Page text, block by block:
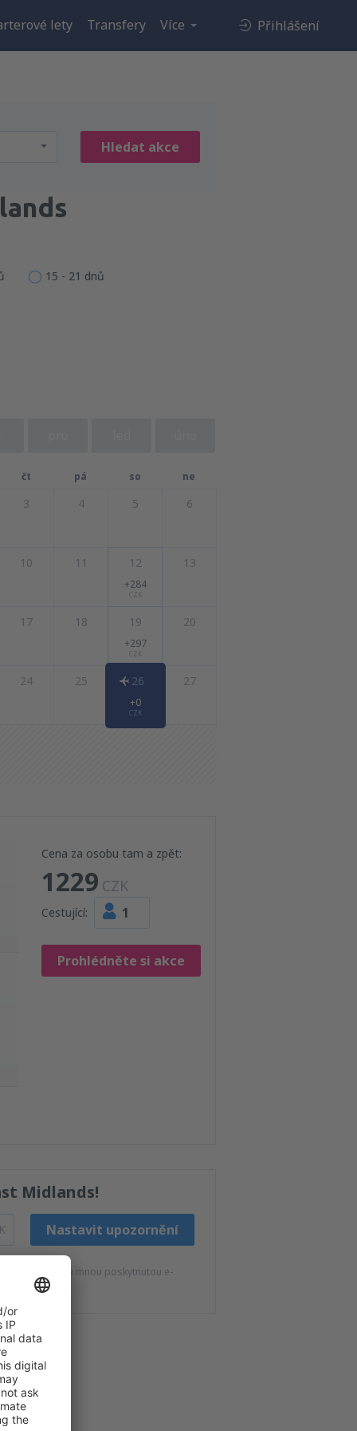
lety Transfery Více Přihlášení
Hledat akce
15 - 21 dnů
čt pá so ne
3 4 5 6
10 11 12
+284
CZK
13
17 18 19
+297
CZK
20
24 25 26
+0
CZK
27
Cena za osobu tam a zpět:
1229 CZK
Cestující: 1
Prohlédněte si akce
Midlands!
Nastavit upozornění
eSky.pl S.A. na mnou poskytnutou e-